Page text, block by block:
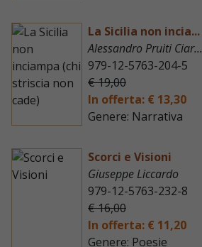
La Sicilia non incia...
Alessandro Pruiti Ciar...
979-12-5763-204-5
€ 19,00
In offerta: € 13,30
Genere: Narrativa
Scorci e Visioni
Giuseppe Liccardo
979-12-5763-232-8
€ 16,00
In offerta: € 11,20
Genere: Poesie